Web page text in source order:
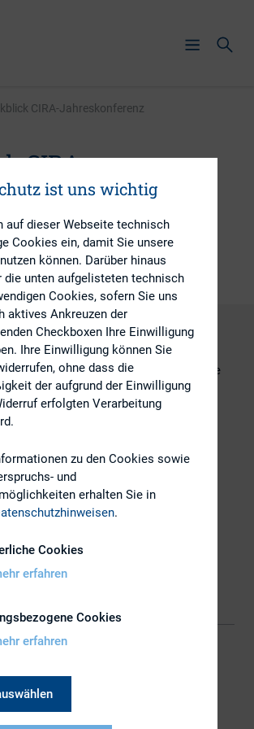
CIRA-Jahreskonferenz
CIRA-
Rückblick auf einen spannenden
Videoaufzeichnung der Vorträge
Fotos und Konferenzbroschüre.
kurz Zeit und senden Sie den
INVESTOR RELATIONS AUSTRIA
33
ist uns wichtig
auf dieser Webseite technisch
Cookies ein, damit Sie unsere
können. Darüber hinaus
die unten aufgelisteten technisch
Cookies, sofern Sie uns
aktives Ankreuzen der
Checkboxen Ihre Einwilligung
Ihre Einwilligung können Sie
ohne dass die
der aufgrund der Einwilligung
erfolgten Verarbeitung
zu den Cookies sowie
und
erhalten Sie in
.
Cookies
erfahren
Cookies
erfahren